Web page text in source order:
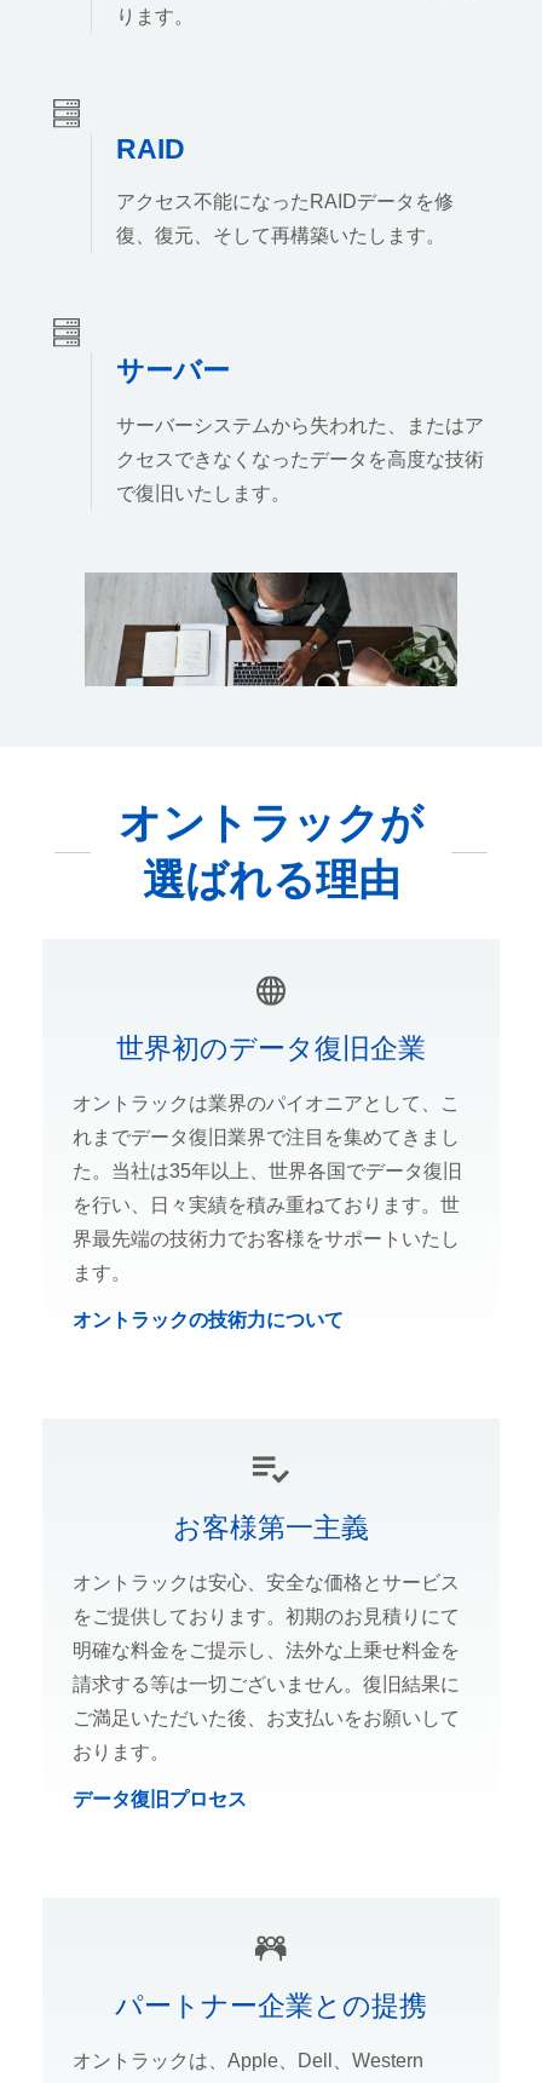
ります。
RAID
アクセス不能になったRAIDデータを修
復、復元、そして再構築いたします。
サーバー
サーバーシステムから失われた、またはア
クセスできなくなったデータを高度な技術
で復旧いたします。
オントラックが
選ばれる理由
世界初のデータ復旧企業
オントラックは業界のパイオニアとして、こ
れまでデータ復旧業界で注目を集めてきまし
た。当社は35年以上、世界各国でデータ復旧
を行い、日々実績を積み重ねております。世
界最先端の技術力でお客様をサポートいたし
ます。
オントラックの技術力について
お客様第一主義
オントラックは安心、安全な価格とサービス
をご提供しております。初期のお見積りにて
明確な料金をご提示し、法外な上乗せ料金を
請求する等は一切ございません。復旧結果に
ご満足いただいた後、お支払いをお願いして
おります。
データ復旧プロセス
パートナー企業との提携
オントラックは、Apple、Dell、Western